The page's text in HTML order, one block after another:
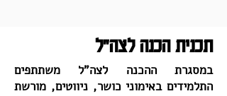
תכנית הכנה לצה"ל
במסגרת ההכנה לצה"ל משתתפים
התלמידים באימוני כושר, ניווטים, מורשת